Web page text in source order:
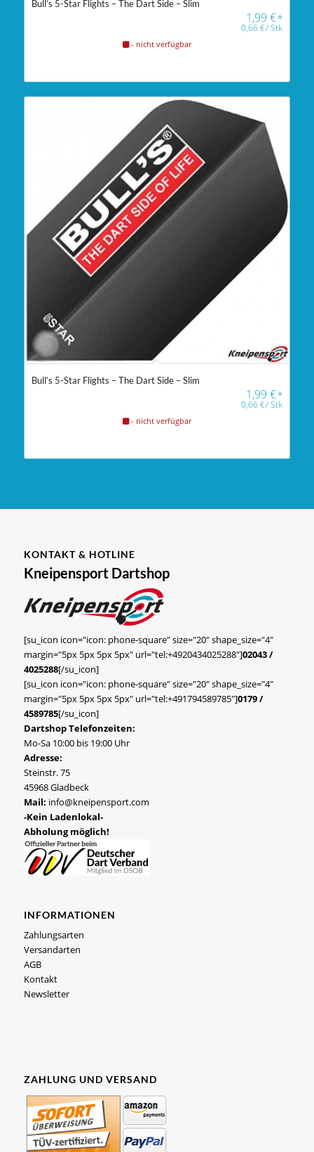
Bull’s 5-Star Flights – The Dart Side – Slim
1,99€*
0,66€/Stk
- nicht verfügbar
Bull’s 5-Star Flights – The Dart Side – Slim
1,99€*
0,66€/Stk
- nicht verfügbar
KONTAKT & HOTLINE
Kneipensport Dartshop
[su_icon icon="icon: phone-square" size="20" shape_size="4"
margin="5px 5px 5px 5px" url="tel:+4920434025288"]02043 /
4025288[/su_icon]
[su_icon icon="icon: phone-square" size="20" shape_size="4"
margin="5px 5px 5px 5px" url="tel:+491794589785"]0179 /
4589785[/su_icon]
Dartshop Telefonzeiten:
Mo-Sa 10:00 bis 19:00 Uhr
Adresse:
Steinstr. 75
45968 Gladbeck
Mail: info@kneipensport.com
-Kein Ladenlokal-
Abholung möglich!
INFORMATIONEN
Zahlungsarten
Versandarten
AGB
Kontakt
Newsletter
ZAHLUNG UND VERSAND